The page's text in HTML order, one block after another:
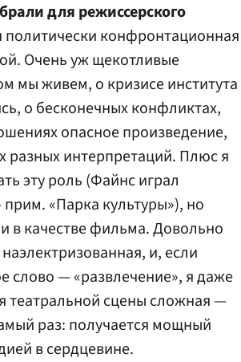
для режиссерского
конфронтационная
Очень уж щекотливые
мы живем, о кризисе института
о бесконечных конфликтах,
опасное произведение,
разных интерпретаций. Плюс я
эту роль (Файнс играл
«Парка культуры»), но
в качестве фильма. Довольно
и, если
слово — «развлечение», я даже
театральной сцены сложная —
раз: получается мощный
в сердцевине.